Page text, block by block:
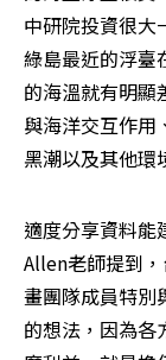
中研院投資很大
綠島最近的浮臺
的海溫就有明顯
與海洋交互作用
黑潮以及其他環
適度分享資料能
Allen老師提到
畫團隊成員特別
的想法，因為各